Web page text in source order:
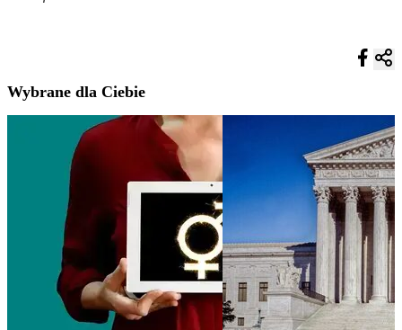
Wybrane dla Ciebie